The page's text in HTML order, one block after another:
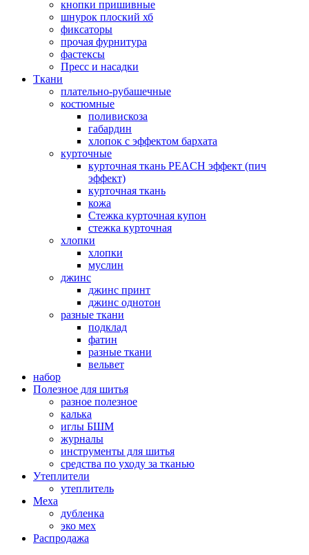
кнопки пришивные
шнурок плоский хб
фиксаторы
прочая фурнитура
фастексы
Пресс и насадки
Ткани
плательно-рубашечные
костюмные
поливискоза
габардин
хлопок с эффектом бархата
курточные
курточная ткань PEACH эффект (пич
эффект)
курточная ткань
кожа
Стежка курточная купон
стежка курточная
хлопки
хлопки
муслин
джинс
джинс принт
джинс однотон
разные ткани
подклад
фатин
разные ткани
вельвет
набор
Полезное для шитья
разное полезное
калька
иглы БШМ
журналы
инструменты для шитья
средства по уходу за тканью
Утеплители
утеплитель
Меха
дубленка
эко мех
Распродажа